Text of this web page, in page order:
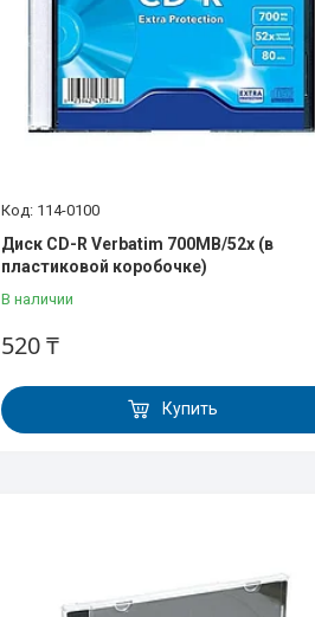
114-0100
Диск CD-R Verbatim 700MB/52x (в
пластиковой коробочке)
В наличии
520 ₸
Купить